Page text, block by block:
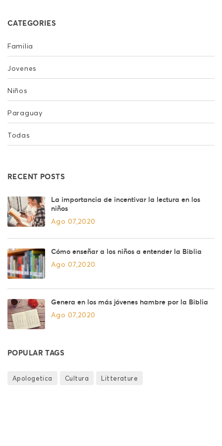
CATEGORIES
Familia
Jovenes
Niños
Paraguay
Todas
RECENT POSTS
La importancia de incentivar la lectura en los
niños
Ago 07,2020
Cómo enseñar a los niños a entender la Biblia
Ago 07,2020
Genera en los más jóvenes hambre por la Biblia
Ago 07,2020
POPULAR TAGS
Apologetica Cultura Litterature